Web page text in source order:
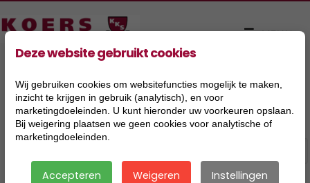
Deze website gebruikt cookies
Wij gebruiken cookies om websitefuncties mogelijk te maken,
inzicht te krijgen in gebruik (analytisch), en voor
marketingdoeleinden. U kunt hieronder uw voorkeuren opslaan.
Bij weigering plaatsen we geen cookies voor analytische of
marketingdoeleinden.
Accepteren Weigeren Instellingen